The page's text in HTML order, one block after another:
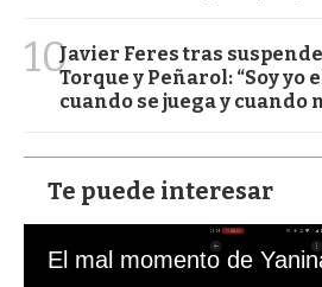
10Javier Feres tras
Torque y Peñarol: “Soy yo
cuando se juega y cuando
Te puede interesar